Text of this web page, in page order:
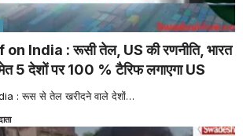
India : रूसी तेल, US की रणनीति, भारत
5 देशों पर 100 % टैरिफ लगाएगा US
: रूस से तेल खरीदने वाले देशों…